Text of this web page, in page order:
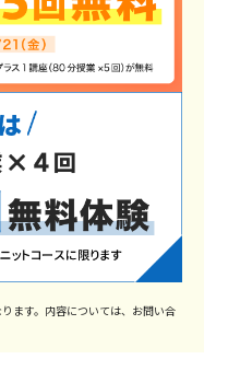
ます。内容については、お問い合